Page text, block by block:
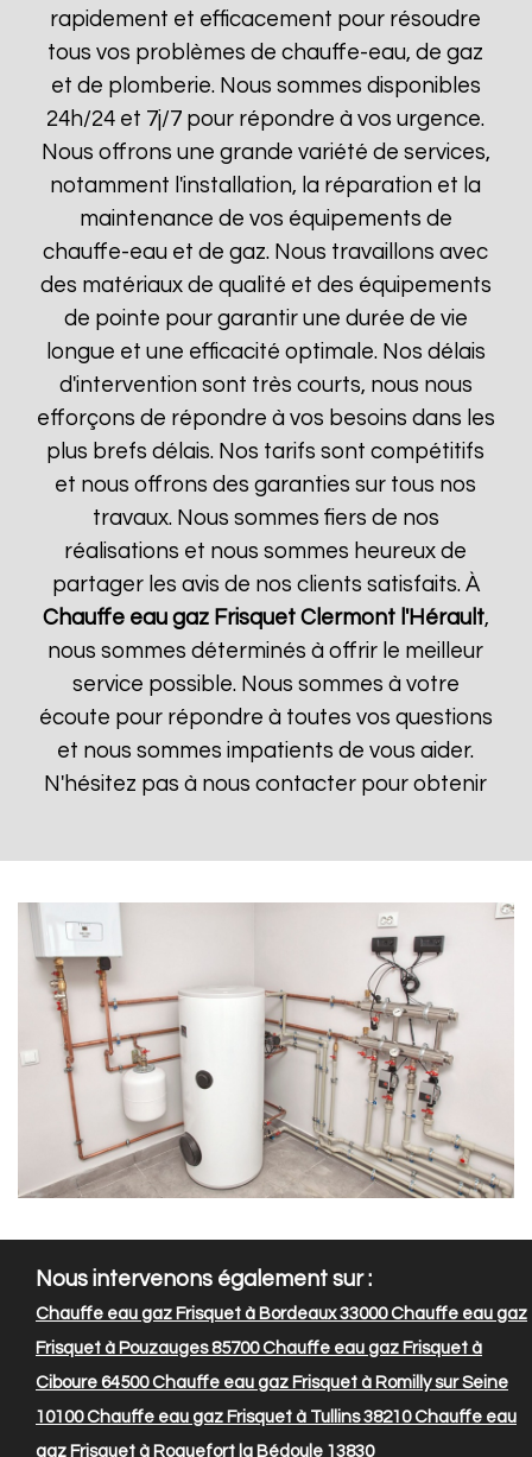
rapidement et efficacement pour résoudre
tous vos problèmes de chauffe-eau, de gaz
et de plomberie. Nous sommes disponibles
24h/24 et 7j/7 pour répondre à vos urgence.
Nous offrons une grande variété de services,
notamment l'installation, la réparation et la
maintenance de vos équipements de
chauffe-eau et de gaz. Nous travaillons avec
des matériaux de qualité et des équipements
de pointe pour garantir une durée de vie
longue et une efficacité optimale. Nos délais
d'intervention sont très courts, nous nous
efforçons de répondre à vos besoins dans les
plus brefs délais. Nos tarifs sont compétitifs
et nous offrons des garanties sur tous nos
travaux. Nous sommes fiers de nos
réalisations et nous sommes heureux de
partager les avis de nos clients satisfaits. À
Chauffe eau gaz Frisquet Clermont l'Hérault,
nous sommes déterminés à offrir le meilleur
service possible. Nous sommes à votre
écoute pour répondre à toutes vos questions
et nous sommes impatients de vous aider.
N'hésitez pas à nous contacter pour obtenir
Nous intervenons également sur :
Chauffe eau gaz Frisquet à Bordeaux 33000Chauffe eau gaz
Frisquet à Pouzauges 85700Chauffe eau gaz Frisquet à
Ciboure 64500Chauffe eau gaz Frisquet à Romilly sur Seine
10100Chauffe eau gaz Frisquet à Tullins 38210Chauffe eau
gaz Frisquet à Roquefort la Bédoule 13830